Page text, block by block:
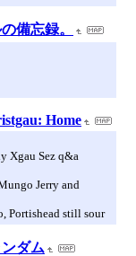
備忘録。
Home
Xgau Sez q&a
Jerry and
Portishead still sour
ダム